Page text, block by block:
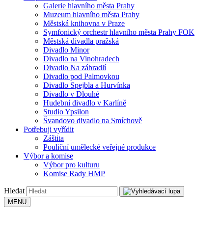
Galerie hlavního města Prahy
Muzeum hlavního města Prahy
Městská knihovna v Praze
Symfonický orchestr hlavního města Prahy FOK
Městská divadla pražská
Divadlo Minor
Divadlo na Vinohradech
Divadlo Na zábradlí
Divadlo pod Palmovkou
Divadlo Spejbla a Hurvínka
Divadlo v Dlouhé
Hudební divadlo v Karlíně
Studio Ypsilon
Švandovo divadlo na Smíchově
Potřebuji vyřídit
Záštita
Pouliční umělecké veřejné produkce
Výbor a komise
Výbor pro kulturu
Komise Rady HMP
Hledat
MENU